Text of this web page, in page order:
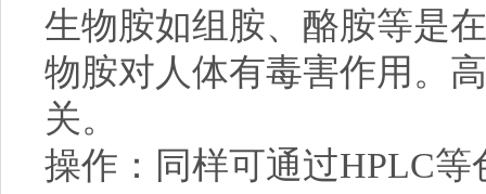
生物胺如组胺、酪胺等是
物胺对人体有毒害作用。
关。
操作：同样可通过HPLC